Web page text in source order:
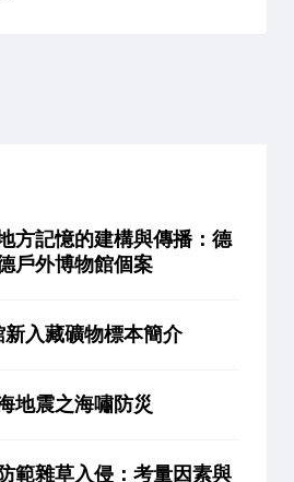
方記憶的建構與傳播：德
戶外博物館個案
入藏礦物標本簡介
地震之海嘯防災
範雜草入侵：考量因素與